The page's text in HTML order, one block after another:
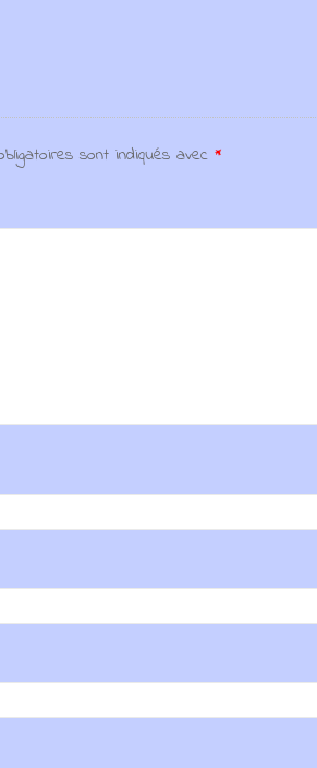
sont indiqués avec *